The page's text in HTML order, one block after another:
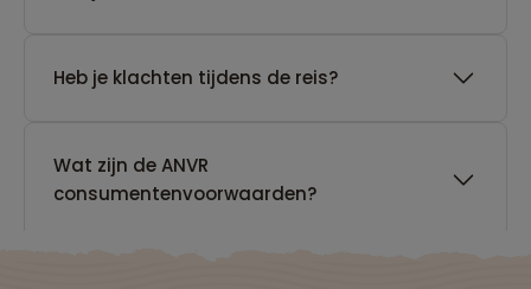
Heb je klachten tijdens de reis?
Wat zijn de ANVR
consumentenvoorwaarden?